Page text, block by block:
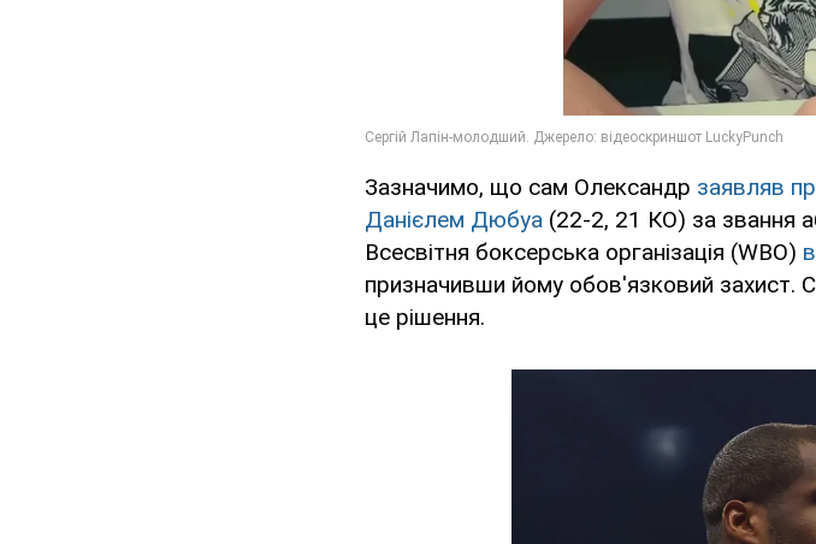
Зазначимо, що сам Олександр заявляв
Данієлем Дюбуа (22-2, 21 КО) за звання
Всесвітня боксерська організація (WBO)
призначивши йому обов'язковий захист.
це рішення.